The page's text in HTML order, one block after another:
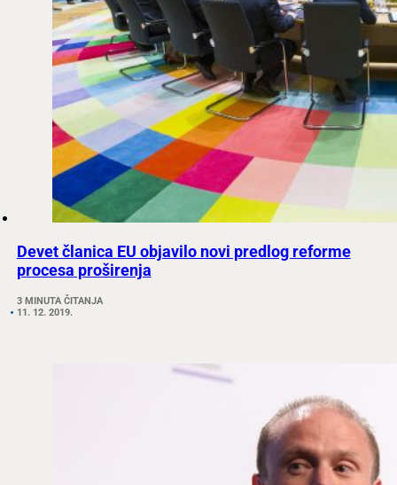
Devet članica EU objavilo novi predlog reforme
procesa proširenja
3 MINUTA ČITANJA
11. 12. 2019.